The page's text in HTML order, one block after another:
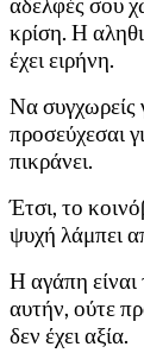
κρίση. Η
έχει ειρήνη.
Να συγχωρείς
προσεύχεσαι
πικράνει.
Έτσι, το
ψυχή λάμπει
Η αγάπη
αυτήν, ούτε
δεν έχει αξία.